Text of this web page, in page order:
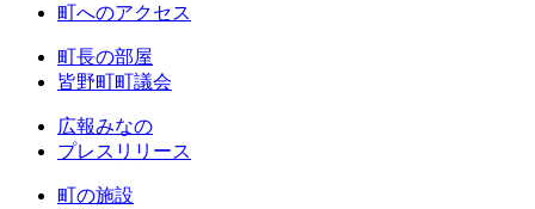
町へのアクセス
町長の部屋
皆野町町議会
広報みなの
プレスリリース
町の施設